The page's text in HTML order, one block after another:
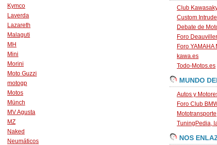
Kymco
Laverda
Lazareth
Malaguti
MH
Mini
Morini
Moto Guzzi
motogp
Motos
Münch
MV Agusta
MZ
Naked
Neumáticos
Club
Custom
Debate de
Foro
Foro YAMAHA
kawa.es
Todo-Motos.es
MUNDO
Autos y
Foro Club
Mototransporte
TuningPedia,
NOS